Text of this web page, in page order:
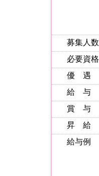
募集人数
必要資格
優 遇
給 与
賞 与
昇 給
給与例